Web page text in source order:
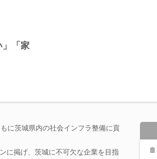
」「家
に茨城県内の社会インフラ整備に貢
に掲げ、茨城に不可欠な企業を目指